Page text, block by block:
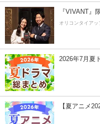
『VIVANT』
オリコンタイアッ
2026年7月夏
【夏アニメ